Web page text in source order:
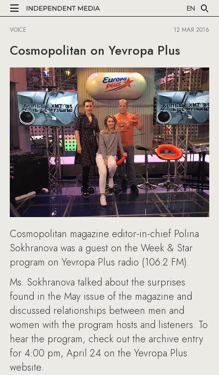
EN
VOICE 12 МАЯ 2016
Cosmopolitan on Yevropa Plus
Cosmopolitan magazine editor-in-chief Polina
Sokhranova was a guest on the Week & Star
program on Yevropa Plus radio (106.2 FM).
Ms. Sokhranova talked about the surprises
found in the May issue of the magazine and
discussed relationships between men and
women with the program hosts and listeners. To
hear the program, check out the archive entry
for 4:00 pm, April 24 on the Yevropa Plus
website.